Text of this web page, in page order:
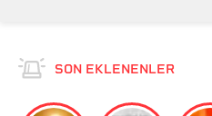
SON EKLENENLER